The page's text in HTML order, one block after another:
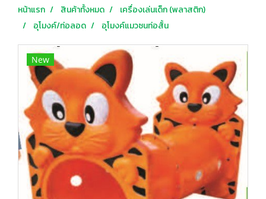
หน้าแรก สินค้าทั้งหมด
เครื่องเล่นเด็ก (พลาสติก)
อุโมงค์/ท่อลอด
อุโมงค์แมวซนท่อสั้น
New